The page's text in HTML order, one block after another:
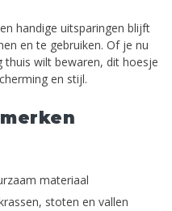
handige uitsparingen blijft
en te gebruiken. Of je nu
wilt bewaren, dit hoesje
en stijl.
materiaal
stoten en vallen